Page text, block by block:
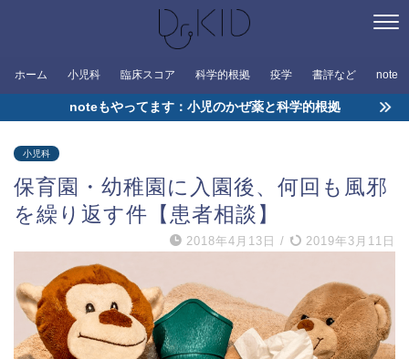
ホーム 小児科 臨床スコア 科学的根拠 疫学 書評など note
noteもやってます：小児のかぜ薬と科学的根拠
小児科
保育園・幼稚園に入園後、何回も風邪
を繰り返す件【患者相談】
2018年4月13日 / 2019年3月11日